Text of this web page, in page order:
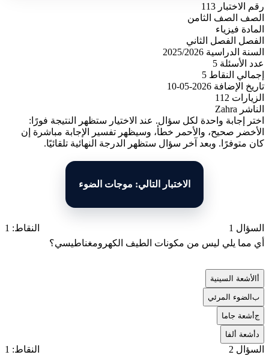
رقم الاختبار 113
الصف
الصف الثامن
المادة فيزياء
الفصل
الفصل الثاني
السنة الدراسية 2025/2026
عدد الأسئلة 5
إجمالي النقاط 5
تاريخ الإضافة 2026-05-10
الزيارات 112
الناشر Zahra
اختر إجابة واحدة لكل سؤال. عند الاختيار ستظهر النتيجة فورًا:
الأخضر صحيح، والأحمر خطأ، وسيظهر تفسير الإجابة مباشرة إن
كان متوفرًا. وبعد آخر سؤال ستظهر الدرجة النهائية تلقائيًا.
الاختبار التالي: موجات الضوء
السؤال 1
النقاط: 1
أي مما يلي ليس من مكونات الطيف الكهرومغناطيسي؟
الأشعة السينية
بالضوء المرئي
جأشعة جاما
أشعة ألفا
السؤال 2
النقاط: 1